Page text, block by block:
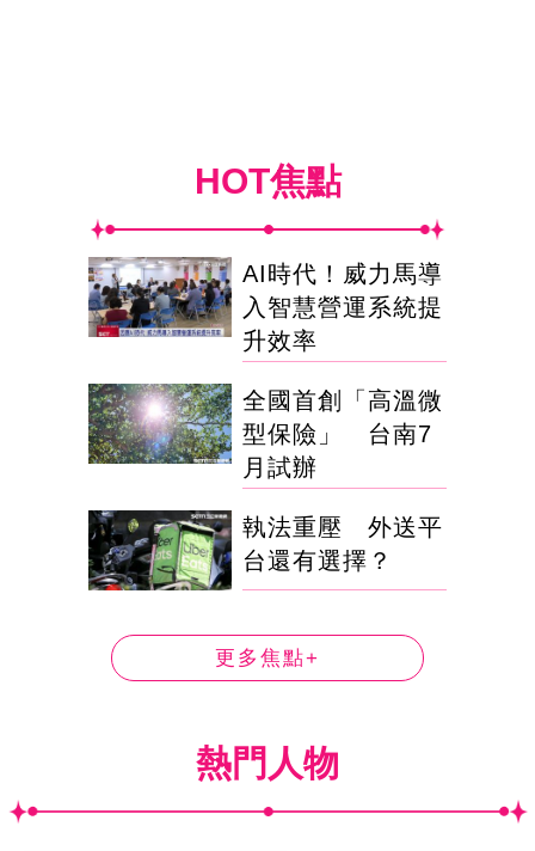
HOT焦點
AI時代！威力馬導
入智慧營運系統提
升效率
全國首創「高溫微
型保險」 台南7
月試辦
執法重壓 外送平
台還有選擇？
更多焦點+
熱門人物